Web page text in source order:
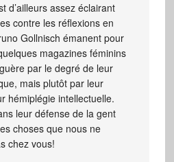
d’ailleurs assez éclairant
contre les réflexions en
Gollnisch émanent pour
magazines féminins
par le degré de leur
mais plutôt par leur
hémiplégie intellectuelle.
leur défense de la gent
choses que nous ne
chez vous!